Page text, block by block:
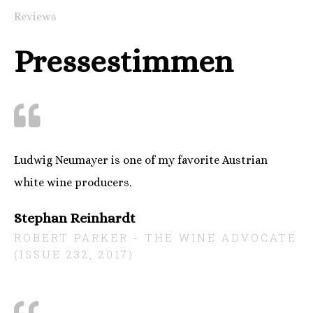
Reviews
Pressestimmen
Ludwig Neumayer is one of my favorite Austrian
white wine producers.
Stephan Reinhardt
ROBERT PARKER - THE WINE ADVOCATE
(ISSUE 232, 2017)